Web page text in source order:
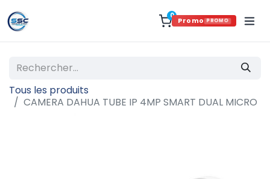
0
Promo PROMO
Tous les produits
CAMERA DAHUA TUBE IP 4MP SMART DUAL MICRO